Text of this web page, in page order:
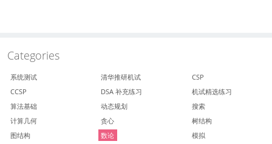
Categories
系统测试 清华推研机试
CSP
CCSP
DSA 补充练习
机试精选练习
算法基础
动态规划
搜索
计算几何
贪心
树结构
图结构
数论
模拟